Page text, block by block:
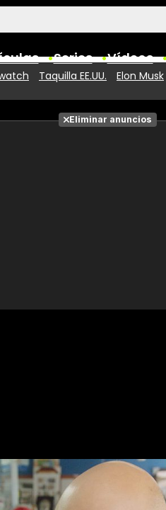
Series Vídeos
Fotos
Taquilla EE.UU. Elon Musk
Eliminar anuncios